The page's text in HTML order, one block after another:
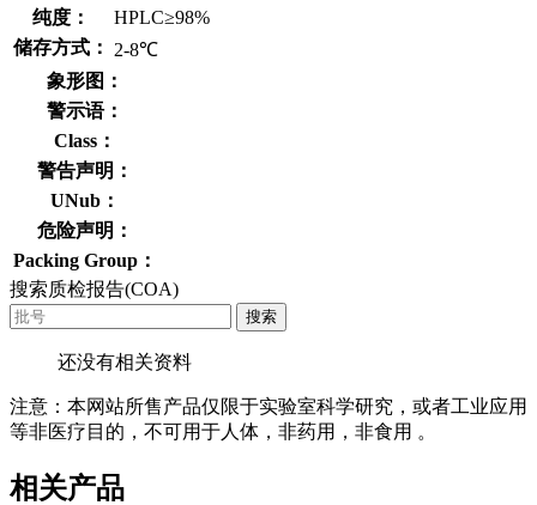
纯度：
HPLC≥98%
储存方式：
2-8℃
象形图：
警示语：
Class：
警告声明：
UNub：
危险声明：
Packing Group：
搜索质检报告(COA)
搜索
还没有相关资料
注意：本网站所售产品仅限于实验室科学研究，或者工业应用
等非医疗目的，不可用于人体，非药用，非食用 。
相关产品